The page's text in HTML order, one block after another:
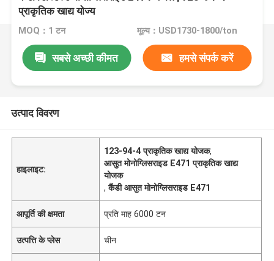
प्राकृतिक खाद्य योज्य
MOQ：1 टन मूल्य：USD1730-1800/ton
सबसे अच्छी कीमत हमसे संपर्क करें
उत्पाद विवरण
हाइलाइट:
123-94-4 प्राकृतिक खाद्य योजक,
आसुत मोनोग्लिसराइड E471 प्राकृतिक खाद्य
योजक
,कैंडी आसुत मोनोग्लिसराइड E471
आपूर्ति की क्षमता प्रति माह 6000 टन
उत्पत्ति के प्लेस चीन